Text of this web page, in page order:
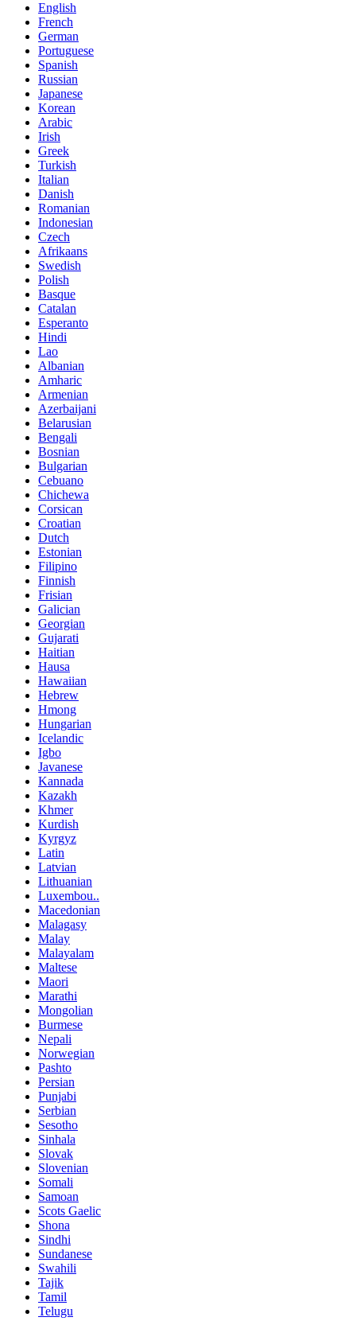
English
French
German
Portuguese
Spanish
Russian
Japanese
Korean
Arabic
Irish
Greek
Turkish
Italian
Danish
Romanian
Indonesian
Czech
Afrikaans
Swedish
Polish
Basque
Catalan
Esperanto
Hindi
Lao
Albanian
Amharic
Armenian
Azerbaijani
Belarusian
Bengali
Bosnian
Bulgarian
Cebuano
Chichewa
Corsican
Croatian
Dutch
Estonian
Filipino
Finnish
Frisian
Galician
Georgian
Gujarati
Haitian
Hausa
Hawaiian
Hebrew
Hmong
Hungarian
Icelandic
Igbo
Javanese
Kannada
Kazakh
Khmer
Kurdish
Kyrgyz
Latin
Latvian
Lithuanian
Luxembou..
Macedonian
Malagasy
Malay
Malayalam
Maltese
Maori
Marathi
Mongolian
Burmese
Nepali
Norwegian
Pashto
Persian
Punjabi
Serbian
Sesotho
Sinhala
Slovak
Slovenian
Somali
Samoan
Scots Gaelic
Shona
Sindhi
Sundanese
Swahili
Tajik
Tamil
Telugu